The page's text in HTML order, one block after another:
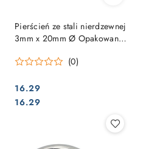
Pierścień ze stali nierdzewnej
3mm x 20mm Ø Opakowanie
(0)
Cena:
16.29
Cena:
16.29